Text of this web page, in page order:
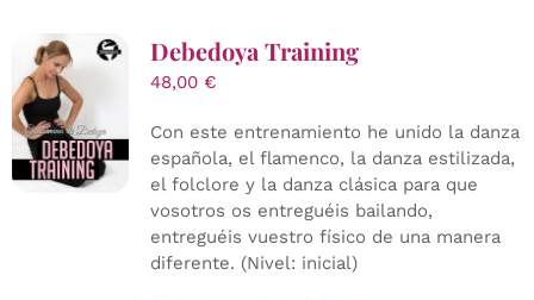
Debedoya Training
48,00 €
Con este entrenamiento he unido la danza
española, el flamenco, la danza estilizada,
el folclore y la danza clásica para que
vosotros os entreguéis bailando,
entreguéis vuestro físico de una manera
diferente. (Nivel: inicial)